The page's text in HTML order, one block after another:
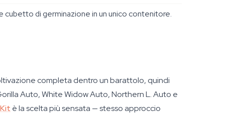
cubetto di germinazione in un unico contenitore.
completa dentro un barattolo, quindi
Auto, White Widow Auto, Northern L. Auto e
è la scelta più sensata — stesso approccio